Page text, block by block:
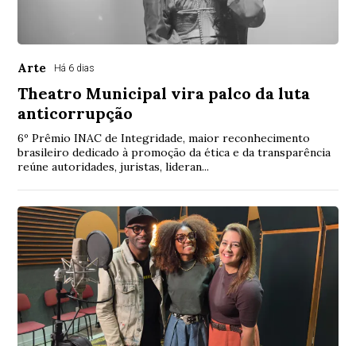
Arte Há 6 dias
Theatro Municipal vira palco da luta
anticorrupção
6º Prêmio INAC de Integridade, maior reconhecimento
brasileiro dedicado à promoção da ética e da transparência
reúne autoridades, juristas, lideran...